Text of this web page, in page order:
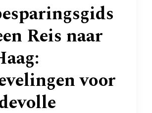
Reis naar
voor